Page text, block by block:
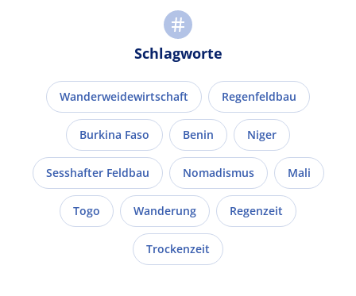
Schlagworte
Wanderweidewirtschaft Regenfeldbau
Burkina Faso Benin Niger
Sesshafter Feldbau Nomadismus Mali
Togo Wanderung Regenzeit
Trockenzeit